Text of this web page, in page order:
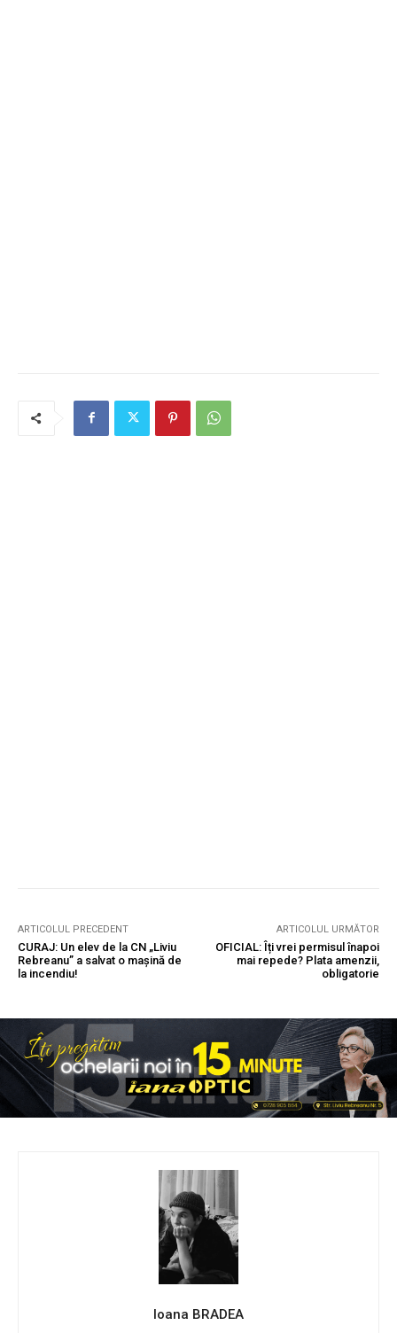
ARTICOLUL PRECEDENT
CURAJ: Un elev de la CN „Liviu
Rebreanu” a salvat o mașină de
la incendiu!
ARTICOLUL URMĂTOR
OFICIAL: Îți vrei permisul înapoi
mai repede? Plata amenzii,
obligatorie
Ioana BRADEA